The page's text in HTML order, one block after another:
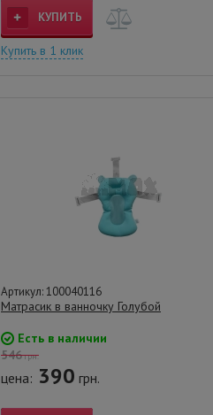
КУПИТЬ
Купить в 1 клик
Артикул: 100040116
Матрасик в ванночку Голубой
Есть в наличии
546грн.
цена: 390 грн.